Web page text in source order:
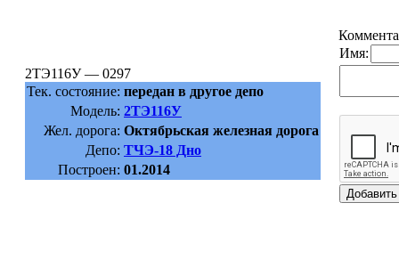
2ТЭ116У — 0297
Тек. состояние: передан в другое депо
Модель: 2ТЭ116У
Жел. дорога: Октябрьская железная дорога
Депо: ТЧЭ-18 Дно
Построен: 01.2014
Имя: